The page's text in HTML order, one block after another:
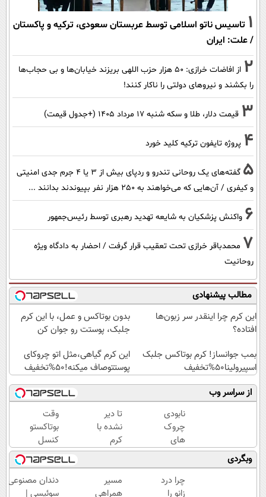
1 تاسیس ناتو اسلامی توسط عربستان سعودی، ترکیه و پاکستان
/ علت: ایران
2
از افاضات خرازی: ۵۰ هزار حزب اللهی بریزند خیابان‌ها و بی حجاب‌ها
را بکشند و نیرو‌های دولتی را ناکار کنند!
3 قیمت دلار، طلا و سکه شنبه ۱۷ مرداد ۱۴۰۵ (+جدول قیمت)
4 پروژه تایفون ترکیه کلید خورد
5
گفته‌های یک روحانی تندرو و ردپای بیش از ۳ یا ۴ جرم جدی امنیتی
و کیفری / آن‌هایی که می‌خواهند به ۲۵۰ هزار نفر بپیوندند بدانند ...
6 واکنش پزشکیان به شایعه تهدید رهبری توسط رئیس‌جمهور
7 محمدباقر خرازی تحت تعقیب قرار گرفت / احضار به دادگاه ویژه
روحانیت
مطالب پیشنهادی
این کرم چرا اینقدر سر زبون‌ها
افتاده؟
بدون بوتاکس و عمل، با این کرم
جلبک، پوستت رو جوان کن
بمب جوانساز! کرم بوتاکس جلبک
اسپیرولینا50%تخفیف
این کرم گیاهی،مثل اتو چروکای
پوستتوصاف میکنه!50%تخفیف
از سراسر وب
نابودی
چروک
های
سطحی
و عمقی
پوست با
کرم
تا دیر
نشده با
کرم
ضدچروک
جلبک
پوستتو
صاف و
وقت
بوتاکستو
کنسل
کن!(ضد
چروک
طبیعی/
بدون
وبگردی
چرا درد
زانو را
مسیر
همراهی
دندان مصنوعی
سوئیسی |